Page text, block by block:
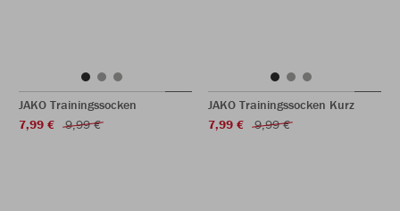
JAKO Trainingssocken
7,99 €
9,99 €
JAKO Trainingssocken Kurz
7,99 €
9,99 €